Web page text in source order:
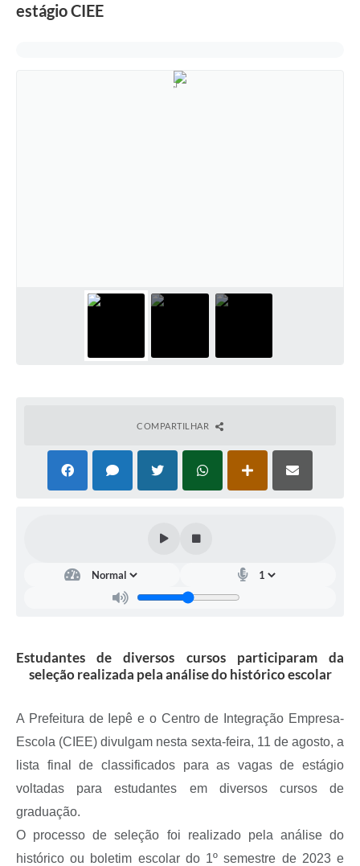
Questionário de Mapeamento Cultural
Secretarias
A Prefeitura
Serviço de Informação ao Cidadão (SIC)
estágio CIEE
COMPARTILHAR
Estudantes de diversos cursos participaram da
seleção realizada pela análise do histórico escolar
A Prefeitura de Iepê e o Centro de Integração Empresa-
Escola (CIEE) divulgam nesta sexta-feira, 11 de agosto, a
lista final de classificados para as vagas de estágio
voltadas para estudantes em diversos cursos de
graduação.
O processo de seleção foi realizado pela análise do
histórico ou boletim escolar do 1º semestre de 2023 e